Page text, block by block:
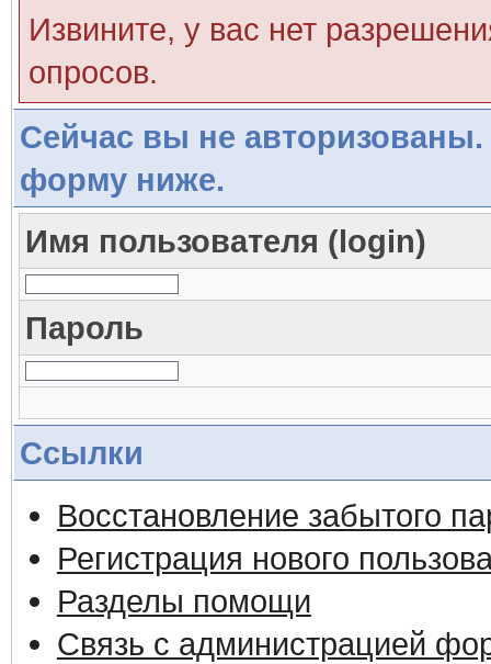
Извините, у вас нет
опросов.
Сейчас вы не авторизованы.
форму ниже.
Имя пользователя (login)
Пароль
Ссылки
Восстановление забытого
Регистрация нового
Разделы помощи
Связь с администрацией